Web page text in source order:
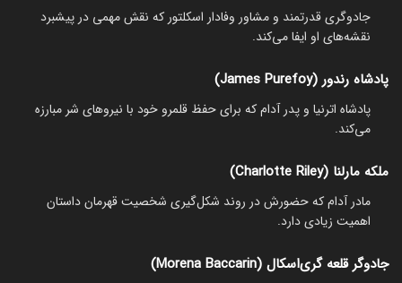
جادوگری قدرتمند و مشاور وفادار اسکلتور که نقش مهمی در پیشبرد
نقشه‌های او ایفا می‌کند.
پادشاه رندور (James Purefoy)
پادشاه اترنیا و پدر آدام که برای حفظ قلمرو خود با نیروهای شر مبارزه
می‌کند.
ملکه مارلنا (Charlotte Riley)
مادر آدام که حضورش در روند شکل‌گیری شخصیت قهرمان داستان
اهمیت زیادی دارد.
جادوگر قلعه گری‌اسکال (Morena Baccarin)